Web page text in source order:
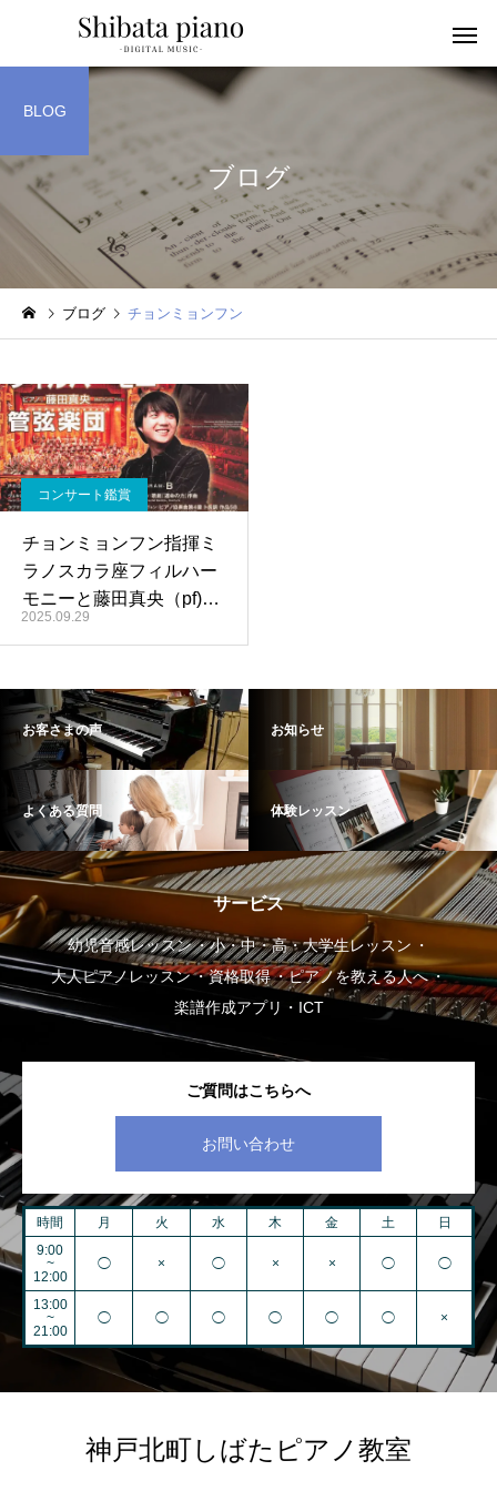
幼児音感レッスン
小・中・高・
ッスン
ピアノを教える人へ
ブログ
BLOG
ブログ チョンミョンフン
コンサート鑑賞
チョンミョンフン指揮ミ
ラノスカラ座フィルハー
モニーと藤田真央（pf)を
聴いてきました。
2025.09.29
お客さまの声 お知らせ
よくある質問 体験レッスン
サービス
幼児音感レッスン
小・中・高・大学生レッスン
大人ピアノレッスン
資格取得
ピアノを教える人へ
楽譜作成アプリ・ICT
ご質問はこちらへ
お問い合わせ
時間 月 火 水 木 金 土
日
9:00
~
12:00
◯ × ◯ × × ◯ ◯
13:00
~
21:00
◯ ◯ ◯ ◯ ◯ ◯ ×
神戸北町しばたピアノ教室